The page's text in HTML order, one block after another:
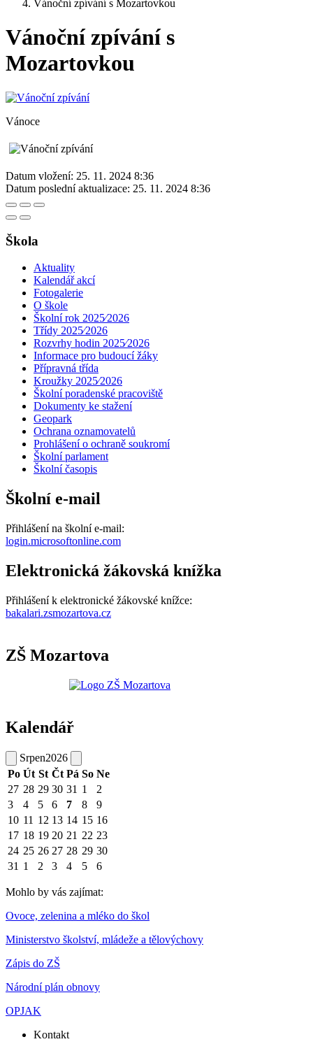
Vánoční zpívání s Mozartovkou
Vánoční zpívání s
Mozartovkou
Vánoce
Datum vložení: 25. 11. 2024 8:36
Datum poslední aktualizace: 25. 11. 2024 8:36
Škola
Aktuality
Kalendář akcí
Fotogalerie
O škole
Školní rok 2025⁄2026
Třídy 2025⁄2026
Rozvrhy hodin 2025⁄2026
Informace pro budoucí žáky
Přípravná třída
Kroužky 2025⁄2026
Školní poradenské pracoviště
Dokumenty ke stažení
Geopark
Ochrana oznamovatelů
Prohlášení o ochraně soukromí
Školní parlament
Školní časopis
Školní e-mail
Přihlášení na školní e-mail:
login.microsoftonline.com
Elektronická žákovská knížka
Přihlášení k elektronické žákovské knížce:
bakalari.zsmozartova.cz
ZŠ Mozartova
Kalendář
Srpen2026
Po Út St Čt Pá So Ne
27 28 29 30 31 1
2
3
4 5 6 7 8
9
10 11 12 13 14 15 16
17 18 19 20 21 22 23
24 25 26 27 28 29 30
31 1 2 3 4 5 6
Mohlo by vás zajímat:
Ovoce, zelenina a mléko do škol
Ministerstvo školství, mládeže a tělovýchovy
Zápis do ZŠ
Národní plán obnovy
OPJAK
Kontakt